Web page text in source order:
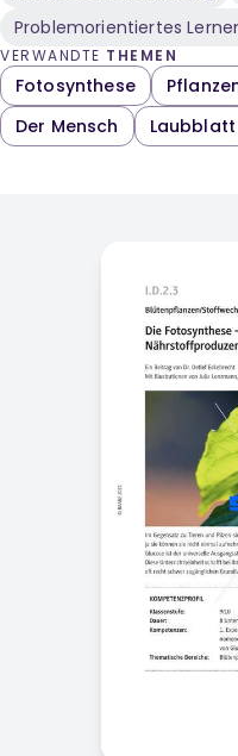
Problemorientiertes
VERWANDTE THEMEN
Fotosynthese
Der Mensch
Laubblatt